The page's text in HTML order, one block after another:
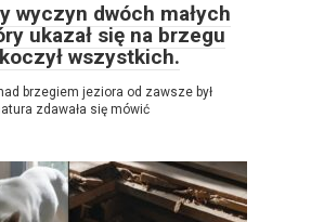
wyczyn dwóch małych
ukazał się na brzegu
wszystkich.
brzegiem jeziora od zawsze był
zdawała się mówić